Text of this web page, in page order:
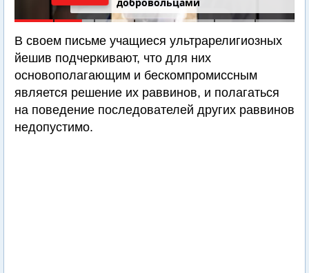
добровольцами
В своем письме учащиеся ультрарелигиозных
йешив подчеркивают, что для них
основополагающим и бескомпромиссным
является решение их раввинов, и полагаться
на поведение последователей других раввинов
недопустимо.